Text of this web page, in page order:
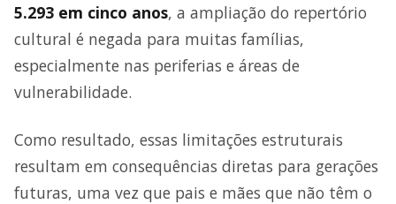
5.293 em cinco anos, a ampliação do repertório
cultural é negada para muitas famílias,
especialmente nas periferias e áreas de
vulnerabilidade.
Como resultado, essas limitações estruturais
resultam em consequências diretas para gerações
futuras, uma vez que pais e mães que não têm o